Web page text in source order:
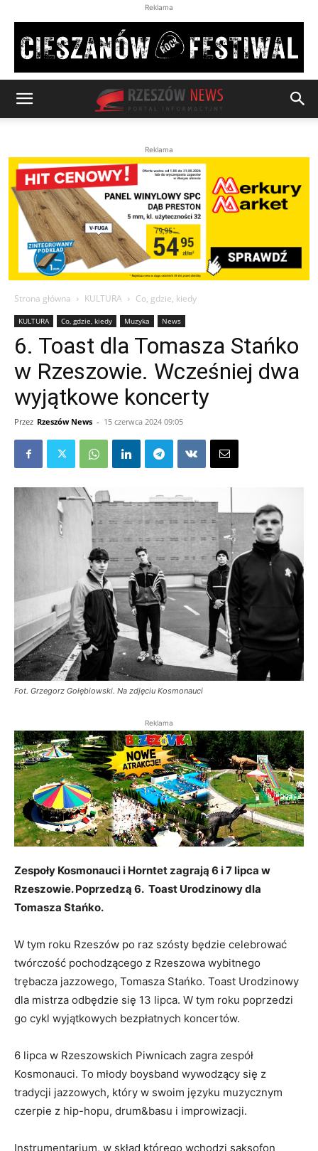
Reklama
Reklama
Strona główna KULTURA Co, gdzie, kiedy
KULTURA Co, gdzie, kiedy Muzyka News
6. Toast dla Tomasza Stańko
w Rzeszowie. Wcześniej dwa
wyjątkowe koncerty
Przez Rzeszów News - 15 czerwca 2024 09:05
Fot. Grzegorz Gołębiowski. Na zdjęciu Kosmonauci
Reklama
Zespoły Kosmonauci i Horntet zagrają 6 i 7 lipca w
Rzeszowie. Poprzedzą 6. Toast Urodzinowy dla
Tomasza Stańko.
W tym roku Rzeszów po raz szósty będzie celebrować
twórczość pochodzącego z Rzeszowa wybitnego
trębacza jazzowego, Tomasza Stańko. Toast Urodzinowy
dla mistrza odbędzie się 13 lipca. W tym roku poprzedzi
go cykl wyjątkowych bezpłatnych koncertów.
6 lipca w Rzeszowskich Piwnicach zagra zespół
Kosmonauci. To młody boysband wywodzący się z
tradycji jazzowych, który w swoim języku muzycznym
czerpie z hip-hopu, drum&basu i improwizacji.
Instrumentarium, w skład którego wchodzi saksofon